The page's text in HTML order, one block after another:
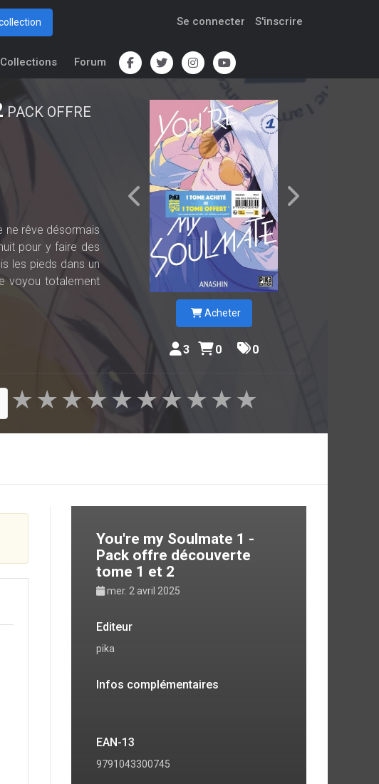
Se connecter S'inscrire
Forum
PACK OFFRE
ne rêve désormais
pour y faire des
les pieds dans un
voyou totalement
Acheter
3 0 0
★
★
★
★
★
★
★
★
★
★
You're my Soulmate 1 -
Pack offre découverte
tome 1 et 2
mer. 2 avril 2025
Editeur
pika
Infos complémentaires
EAN-13
9791043300745